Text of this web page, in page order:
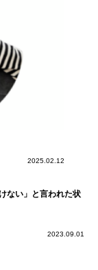
2025.02.12
ない」と言われた状
2023.09.01